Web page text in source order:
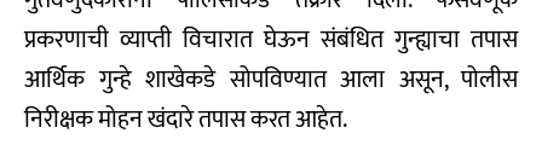
प्रकरणाची व्याप्ती विचारात घेऊन संबंधित गुन्ह्याचा तपास
आर्थिक गुन्हे शाखेकडे सोपविण्यात आला असून, पोलीस
निरीक्षक मोहन खंदारे तपास करत आहेत.